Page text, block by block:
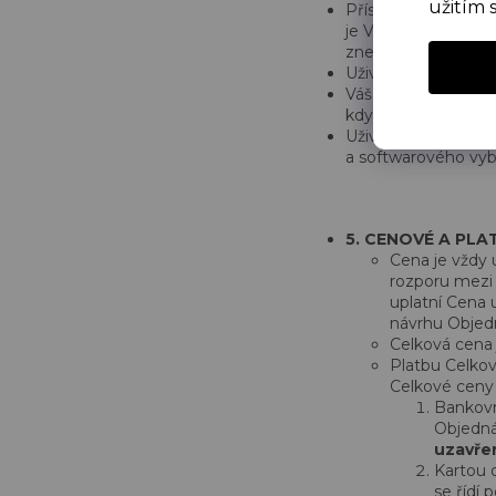
užitím
Přístup k
je Vaší povinností
zneužití,
Uživatelský účet
Váš Uživatelský
kdy porušíte své
Uživatelský účet
a softwarového
5. CENOVÉ A
Cena je vždy
rozporu
uplatní Cena
návrhu
Celková
Platbu
Celkové
Kartou
se řídí